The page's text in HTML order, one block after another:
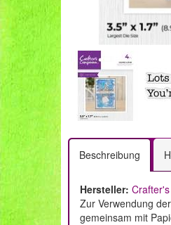
Beschreibung
Hersteller:
Zur Verwendung
gemeinsam mit